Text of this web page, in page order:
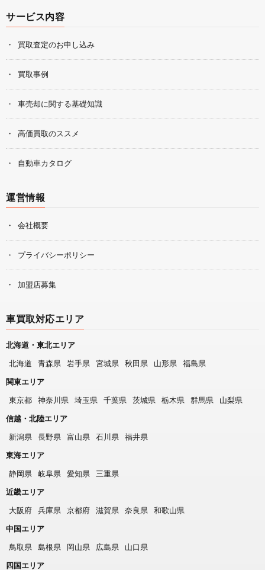
サービス内容
買取査定のお申し込み
買取事例
車売却に関する基礎知識
高価買取のススメ
自動車カタログ
運営情報
会社概要
プライバシーポリシー
加盟店募集
車買取対応エリア
北海道・東北エリア
北海道
青森県 岩手県 宮城県 秋田県 山形県
福島県
関東エリア
東京都
神奈川県 埼玉県 千葉県 茨城県 栃木県 群馬県
山梨県
信越・北陸エリア
新潟県
長野県 富山県 石川県
福井県
東海エリア
静岡県
岐阜県 愛知県
三重県
近畿エリア
大阪府
兵庫県 京都府 滋賀県 奈良県
和歌山県
中国エリア
鳥取県
島根県 岡山県 広島県
山口県
四国エリア